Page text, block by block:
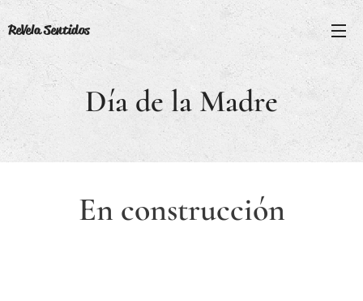
ReVela Sentidos
Día de la Madre
En construcción